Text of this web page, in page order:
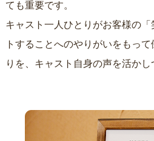
ても重要です。
キャスト一人ひとりがお客様の
トすることへのやりがいをもって
りを、キャスト自身の声を活かし